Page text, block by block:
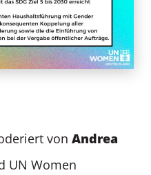
von Andrea
UN Women